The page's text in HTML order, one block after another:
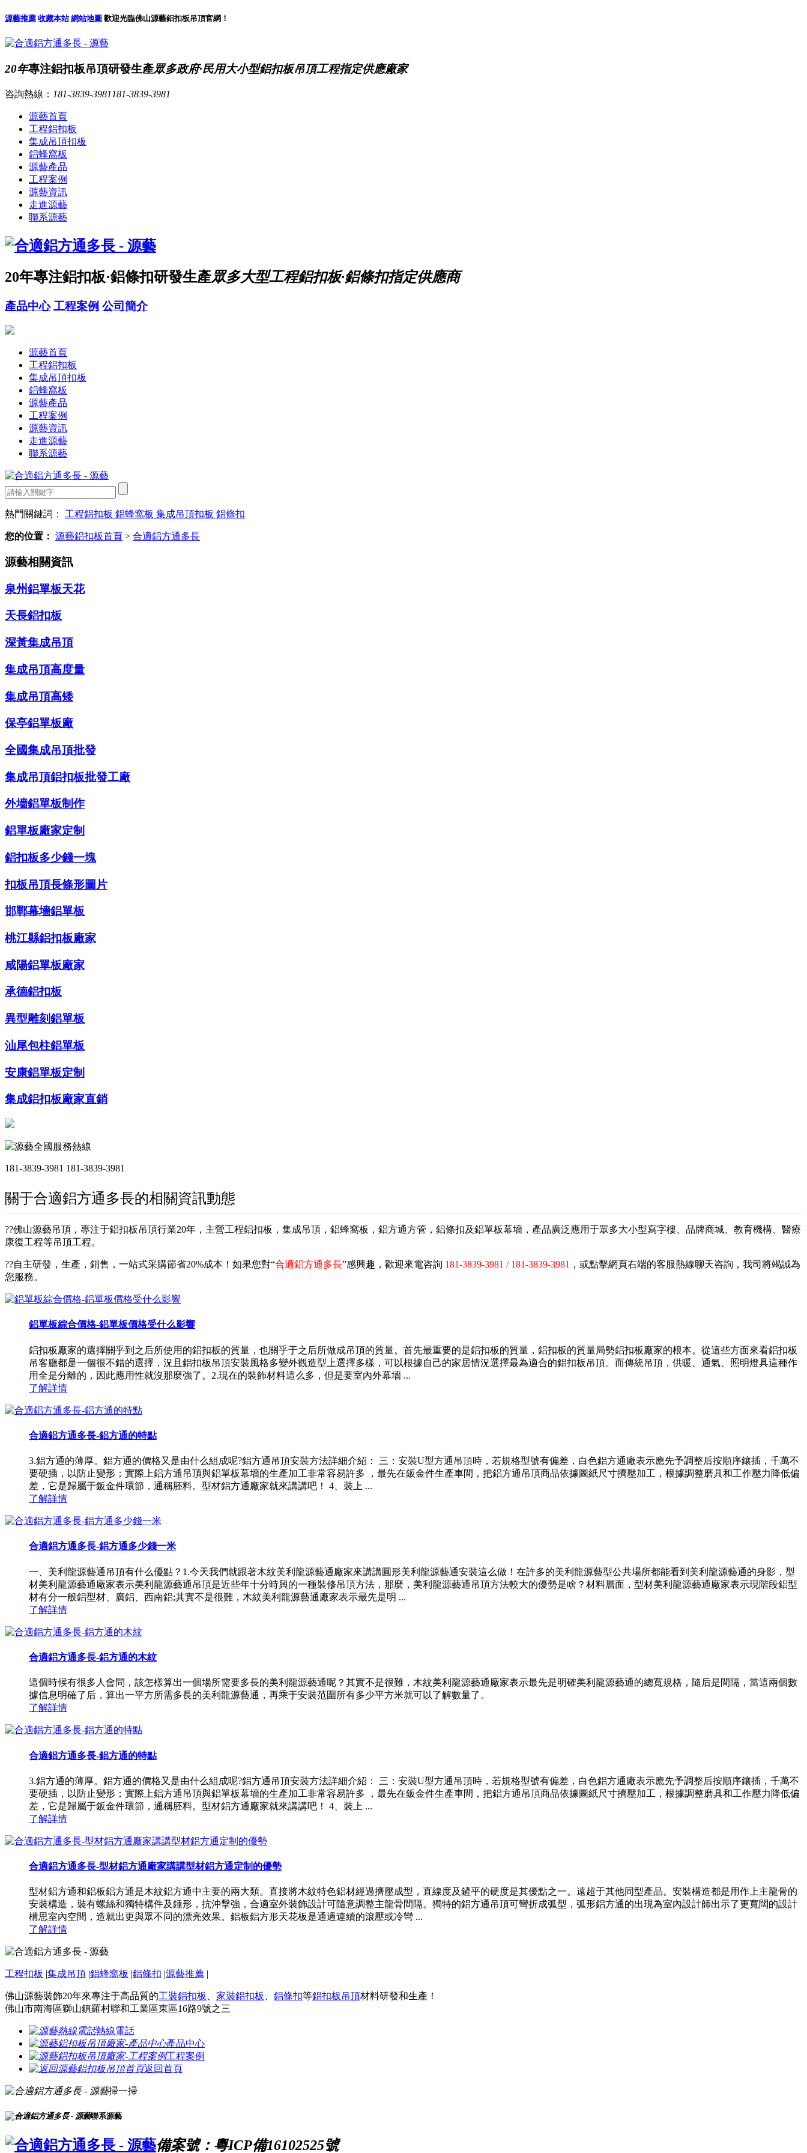
源藝推薦 收藏本站 網站地圖 歡迎光臨佛山源藝鋁扣板吊頂官網！
20年專注鋁扣板吊頂研發生產眾多政府·民用大小型鋁扣板吊頂工程指定供應廠家
咨詢熱線： 181-3839-3981 181-3839-3981
源藝首頁
工程鋁扣板
集成吊頂扣板
鋁蜂窩板
源藝產品
工程案例
源藝資訊
走進源藝
聯系源藝
20年專注鋁扣板·鋁條扣研發生產眾多大型工程鋁扣板·鋁條扣指定供應商
產品中心 工程案例 公司簡介
源藝首頁
工程鋁扣板
集成吊頂扣板
鋁蜂窩板
源藝產品
工程案例
源藝資訊
走進源藝
聯系源藝
熱門關鍵詞： 工程鋁扣板 鋁蜂窩板 集成吊頂扣板 鋁條扣
您的位置： 源藝鋁扣板首頁 > 合適鋁方通多長
源藝相關資訊
泉州鋁單板天花
天長鋁扣板
深黃集成吊頂
集成吊頂高度量
集成吊頂高矮
保亭鋁單板廠
全國集成吊頂批發
集成吊頂鋁扣板批發工廠
外墻鋁單板制作
鋁單板廠家定制
鋁扣板多少錢一塊
扣板吊頂長條形圖片
邯鄲幕墻鋁單板
桃江縣鋁扣板廠家
咸陽鋁單板廠家
承德鋁扣板
異型雕刻鋁單板
汕尾包柱鋁單板
安康鋁單板定制
集成鋁扣板廠家直銷
源藝全國服務熱線
181-3839-3981 181-3839-3981
關于合適鋁方通多長的相關資訊動態
??佛山源藝吊頂，專注于鋁扣板吊頂行業20年，主營工程鋁扣板，集成吊頂，鋁蜂窩板，鋁方通方管，鋁條扣及鋁單板幕墻，產品廣泛應用于眾多大小型寫字樓、品牌商城、教育機構、醫療
康復工程等吊頂工程。
??自主研發，生產，銷售，一站式采購節省20%成本！如果您對“合適鋁方通多長”感興趣，歡迎來電咨詢 181-3839-3981 / 181-3839-3981 ，或點擊網頁右端的客服熱線聊天咨詢，我司將竭誠為
您服務。
鋁單板綜合價格-鋁單板價格受什么影響
鋁扣板廠家的選擇關乎到之后所使用的鋁扣板的質量，也關乎于之后所做成吊頂的質量。首先最重要的是鋁扣板的質量，鋁扣板的質量局勢鋁扣板廠家的根本。從這些方面來看鋁扣板
吊客廳都是一個很不錯的選擇，況且鋁扣板吊頂安裝風格多變外觀造型上選擇多樣，可以根據自己的家居情況選擇最為適合的鋁扣板吊頂。而傳統吊頂，供暖、通氣、照明燈具這種作
用全是分離的，因此應用性就沒那麼強了。2.現在的裝飾材料這么多，但是要室內外幕墻 ...
了解詳情
合適鋁方通多長-鋁方通的特點
3.鋁方通的薄厚。鋁方通的價格又是由什么組成呢?鋁方通吊頂安裝方法詳細介紹： 三：安裝U型方通吊頂時，若規格型號有偏差，白色鋁方通廠表示應先予調整后按順序鑲插，千萬不
要硬插，以防止變形；實際上鋁方通吊頂與鋁單板幕墻的生產加工非常容易許多 ，最先在鈑金件生產車間，把鋁方通吊頂商品依據圖紙尺寸擠壓加工，根據調整磨具和工作壓力降低偏
差，它是歸屬于鈑金件環節，通稱胚料。型材鋁方通廠家就來講講吧！ 4、裝上 ...
了解詳情
合適鋁方通多長-鋁方通多少錢一米
一、美利龍源藝通吊頂有什么優點？1.今天我們就跟著木紋美利龍源藝通廠家來講講圓形美利龍源藝通安裝這么做！在許多的美利龍源藝型公共場所都能看到美利龍源藝通的身影，型
材美利龍源藝通廠家表示美利龍源藝通吊頂是近些年十分時興的一種裝修吊頂方法，那麼，美利龍源藝通吊頂方法較大的優勢是啥？材料層面，型材美利龍源藝通廠家表示現階段鋁型
材有分一般鋁型材、廣鋁、西南鋁;其實不是很難，木紋美利龍源藝通廠家表示最先是明 ...
了解詳情
合適鋁方通多長-鋁方通的木紋
這個時候有很多人會問，該怎樣算出一個場所需要多長的美利龍源藝通呢？其實不是很難，木紋美利龍源藝通廠家表示最先是明確美利龍源藝通的總寬規格，隨后是間隔，當這兩個數
據信息明確了后，算出一平方所需多長的美利龍源藝通，再乘于安裝范圍所有多少平方米就可以了解數量了。
了解詳情
合適鋁方通多長-鋁方通的特點
3.鋁方通的薄厚。鋁方通的價格又是由什么組成呢?鋁方通吊頂安裝方法詳細介紹： 三：安裝U型方通吊頂時，若規格型號有偏差，白色鋁方通廠表示應先予調整后按順序鑲插，千萬不
要硬插，以防止變形；實際上鋁方通吊頂與鋁單板幕墻的生產加工非常容易許多 ，最先在鈑金件生產車間，把鋁方通吊頂商品依據圖紙尺寸擠壓加工，根據調整磨具和工作壓力降低偏
差，它是歸屬于鈑金件環節，通稱胚料。型材鋁方通廠家就來講講吧！ 4、裝上 ...
了解詳情
合適鋁方通多長-型材鋁方通廠家講講型材鋁方通定制的優勢
型材鋁方通和鋁板鋁方通是木紋鋁方通中主要的兩大類。直接將木紋特色鋁材經過擠壓成型，直線度及鏟平的硬度是其優點之一。遠超于其他同型產品。安裝構造都是用作上主龍骨的
安裝構造，裝有螺絲和獨特構件及錘形，抗沖擊強，合適室外裝飾設計可隨意調整主龍骨間隔。獨特的鋁方通吊頂可彎折成弧型，弧形鋁方通的出現為室內設計師出示了更寬闊的設計
構思室內空間，造就出更與眾不同的漂亮效果。鋁板鋁方形天花板是通過連續的滾壓或冷彎 ...
了解詳情
工程扣板 |集成吊頂 |鋁蜂窩板 |鋁條扣 |源藝推薦 |
佛山源藝裝飾20年來專注于高品質的工裝鋁扣板 家裝鋁扣板 鋁條扣等鋁扣板吊頂材料研發和生產！
佛山市南海區獅山鎮羅村聯和工業區東區16路9號之三
熱線電話
產品中心
工程案例
返回首頁
掃一掃
聯系源藝
備案號：粵ICP備16102525號